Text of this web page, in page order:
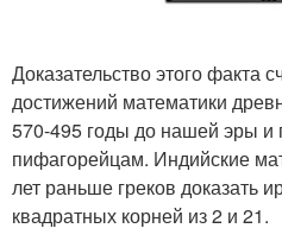
Доказательство этого факта
достижений математики
570-495 годы до нашей эры и
пифагорейцам. Индийские
лет раньше греков доказать
квадратных корней из 2 и 21.